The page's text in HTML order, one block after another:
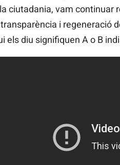
ciutadania, vam
i regeneració
els diu signifiquen A o B